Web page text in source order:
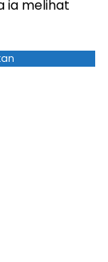
ia melihat